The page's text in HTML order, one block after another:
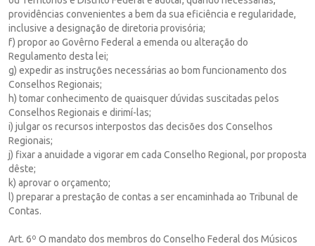
providências convenientes a bem da sua eficiência e regularidade,
inclusive a designação de diretoria provisória;
f) propor ao Govêrno Federal a emenda ou alteração do
Regulamento desta lei;
g) expedir as instruções necessárias ao bom funcionamento dos
Conselhos Regionais;
h) tomar conhecimento de quaisquer dúvidas suscitadas pelos
Conselhos Regionais e dirimí-las;
i) julgar os recursos interpostos das decisões dos Conselhos
Regionais;
j) fixar a anuidade a vigorar em cada Conselho Regional, por proposta
dêste;
k) aprovar o orçamento;
l) preparar a prestação de contas a ser encaminhada ao Tribunal de
Contas.
Art. 6º O mandato dos membros do Conselho Federal dos Músicos